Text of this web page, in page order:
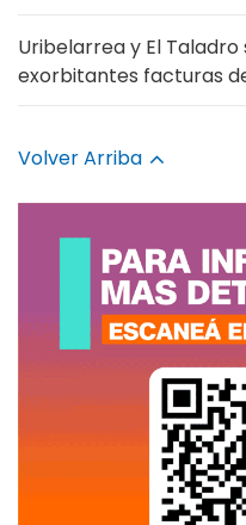
Uribelarrea y El
exorbitantes facturas
Volver Arriba